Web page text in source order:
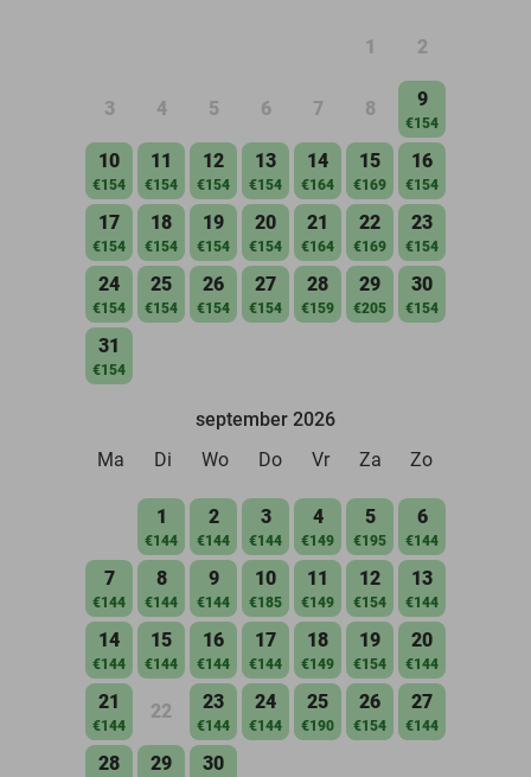
1 2
3 4 5 6 7 8 9
€154
10
€154
11
€154
12
€154
13
€154
14
€164
15
€169
16
€154
17
€154
18
€154
19
€154
20
€154
21
€164
22
€169
23
€154
24
€154
25
€154
26
€154
27
€154
28
€159
29
€205
30
€154
31
€154
september 2026
Ma
Di Wo Do Vr Za Zo
1
€144
2
€144
3
€144
4
€149
5
€195
6
€144
7
€144
8
€144
9
€144
10
€185
11
€149
12
€154
13
€144
14
€144
15
€144
16
€144
17
€144
18
€149
19
€154
20
€144
21
€144
22 23
€144
24
€144
25
€190
26
€154
27
€144
28 29 30